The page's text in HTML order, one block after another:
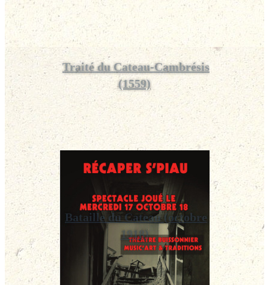
Traité du Cateau‑Cambrésis
(1559)
Bataille du Cateau (octobre
1918)